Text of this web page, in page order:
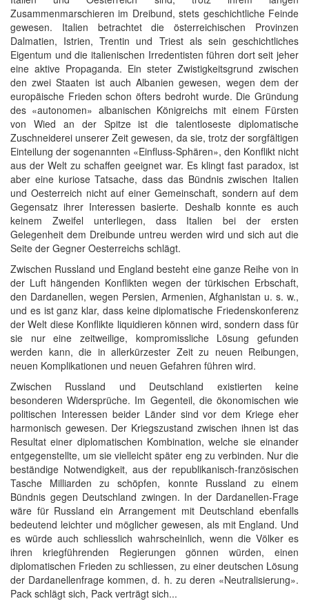
Zusammenmarschieren im Dreibund, stets geschichtliche Feinde
gewesen. Italien betrachtet die österreichischen Provinzen
Dalmatien, Istrien, Trentin und Triest als sein geschichtliches
Eigentum und die italienischen Irredentisten führen dort seit jeher
eine aktive Propaganda. Ein steter Zwistigkeitsgrund zwischen
den zwei Staaten ist auch Albanien gewesen, wegen dem der
europäische Frieden schon öfters bedroht wurde. Die Gründung
des «autonomen» albanischen Königreichs mit einem Fürsten
von Wied an der Spitze ist die talentloseste diplomatische
Zuschneiderei unserer Zeit gewesen, da sie, trotz der sorgfältigen
Einteilung der sogenannten «Einfluss-Sphären», den Konflikt nicht
aus der Welt zu schaffen geeignet war. Es klingt fast paradox, ist
aber eine kuriose Tatsache, dass das Bündnis zwischen Italien
und Oesterreich nicht auf einer Gemeinschaft, sondern auf dem
Gegensatz ihrer Interessen basierte. Deshalb konnte es auch
keinem Zweifel unterliegen, dass Italien bei der ersten
Gelegenheit dem Dreibunde untreu werden wird und sich aut die
Seite der Gegner Oesterreichs schlägt.
Zwischen Russland und England besteht eine ganze Reihe von in
der Luft hängenden Konflikten wegen der türkischen Erbschaft,
den Dardanellen, wegen Persien, Armenien, Afghanistan u. s. w.,
und es ist ganz klar, dass keine diplomatische Friedenskonferenz
der Welt diese Konflikte liquidieren können wird, sondern dass für
sie nur eine zeitweilige, kompromissliche Lösung gefunden
werden kann, die in allerkürzester Zeit zu neuen Reibungen,
neuen Komplikationen und neuen Gefahren führen wird.
Zwischen Russland und Deutschland existierten keine
besonderen Widersprüche. Im Gegenteil, die ökonomischen wie
politischen Interessen beider Länder sind vor dem Kriege eher
harmonisch gewesen. Der Kriegszustand zwischen ihnen ist das
Resultat einer diplomatischen Kombination, welche sie einander
entgegenstellte, um sie vielleicht später eng zu verbinden. Nur die
beständige Notwendigkeit, aus der republikanisch-französischen
Tasche Milliarden zu schöpfen, konnte Russland zu einem
Bündnis gegen Deutschland zwingen. In der Dardanellen-Frage
wäre für Russland ein Arrangement mit Deutschland ebenfalls
bedeutend leichter und möglicher gewesen, als mit England. Und
es würde auch schliesslich wahrscheinlich, wenn die Völker es
ihren kriegführenden Regierungen gönnen würden, einen
diplomatischen Frieden zu schliessen, zu einer deutschen Lösung
der Dardanellenfrage kommen, d. h. zu deren «Neutralisierung».
Pack schlägt sich, Pack verträgt sich...